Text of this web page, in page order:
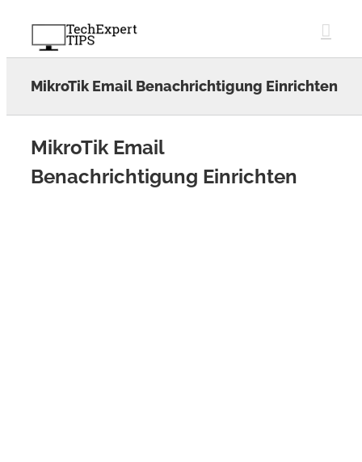
content
MikroTik Email Benachrichtigung Einrichten
MikroTik Email
Benachrichtigung Einrichten